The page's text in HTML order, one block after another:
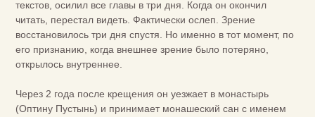
текстов, осилил все главы в три дня. Когда он окончил
читать, перестал видеть. Фактически ослеп. Зрение
восстановилось три дня спустя. Но именно в тот момент, по
его признанию, когда внешнее зрение было потеряно,
открылось внутреннее.
Через 2 года после крещения он уезжает в монастырь
(Оптину Пустынь) и принимает монашеский сан с именем